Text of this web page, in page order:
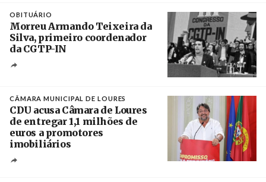
OBITUÁRIO
Morreu Armando Teixeira da
Silva, primeiro coordenador
da CGTP-IN
CÂMARA MUNICIPAL DE LOURES
CDU acusa Câmara de Loures
de entregar 1,1 milhões de
euros a promotores
imobiliários